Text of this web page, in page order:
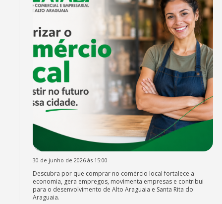
30 de junho de 2026 às 15:00
Descubra por que comprar no comércio local fortalece a
economia, gera empregos, movimenta empresas e contribui
para o desenvolvimento de Alto Araguaia e Santa Rita do
Araguaia.